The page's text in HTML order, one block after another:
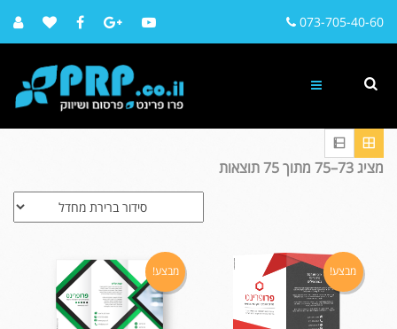
073-705-40-60
מציג 73–75 מתוך 75 תוצאות
מבצע! מבצע!